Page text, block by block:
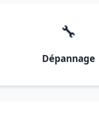
🔧
Dépannage